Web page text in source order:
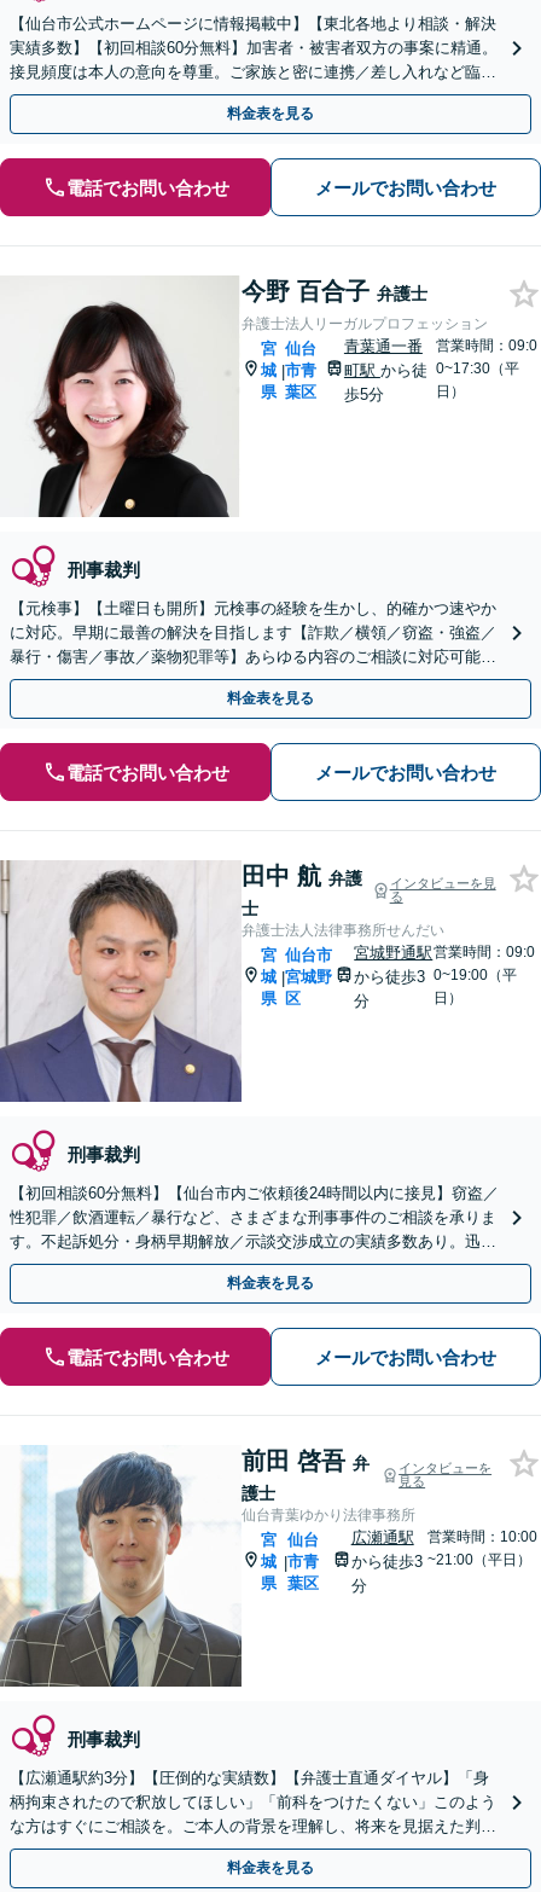
【仙台市公式ホームページに情報掲載中】【東北各地より相談・解決
実績多数】【初回相談60分無料】加害者・被害者双方の事案に精通。
接見頻度は本人の意向を尊重。ご家族と密に連携／差し入れなど臨機
応変に対応。
料金表を見る
電話でお問い合わせ メールでお問い合わせ
今野 百合子 弁護士
弁護士法人リーガルプロフェッション
宮
城
県
|
仙台
市青
葉区
青葉通一番
町駅 から徒
歩5分
営業時間：09:0
0~17:30（平
日）
刑事裁判
【元検事】【土曜日も開所】元検事の経験を生かし、的確かつ速やか
に対応。早期に最善の解決を目指します【詐欺／横領／窃盗・強盗／
暴行・傷害／事故／薬物犯罪等】あらゆる内容のご相談に対応可能で
す【青葉通一番町駅徒歩5分】
料金表を見る
電話でお問い合わせ メールでお問い合わせ
田中 航 弁護
士
インタビューを見
る
弁護士法人法律事務所せんだい
宮
城
県
|
仙台市
宮城野
区
宮城野通駅
から徒歩3
分
営業時間：09:0
0~19:00（平
日）
刑事裁判
【初回相談60分無料】【仙台市内ご依頼後24時間以内に接見】窃盗／
性犯罪／飲酒運転／暴行など、さまざまな刑事事件のご相談を承りま
す。不起訴処分・身柄早期解放／示談交渉成立の実績多数あり。迅速
かつ的確に弁護活動を開始します【休日・夜間対応可】
料金表を見る
電話でお問い合わせ メールでお問い合わせ
前田 啓吾 弁
護士
インタビューを
見る
仙台青葉ゆかり法律事務所
宮
城
県
|
仙台
市青
葉区
広瀬通駅
から徒歩3
分
営業時間：10:00
~21:00（平日）
刑事裁判
【広瀬通駅約3分】【圧倒的な実績数】【弁護士直通ダイヤル】「身
柄拘束されたので釈放してほしい」「前科をつけたくない」このよう
な方はすぐにご相談を。ご本人の背景を理解し、将来を見据えた判決
獲得・更正をサポートいたします。【初回60分無料相談】
料金表を見る